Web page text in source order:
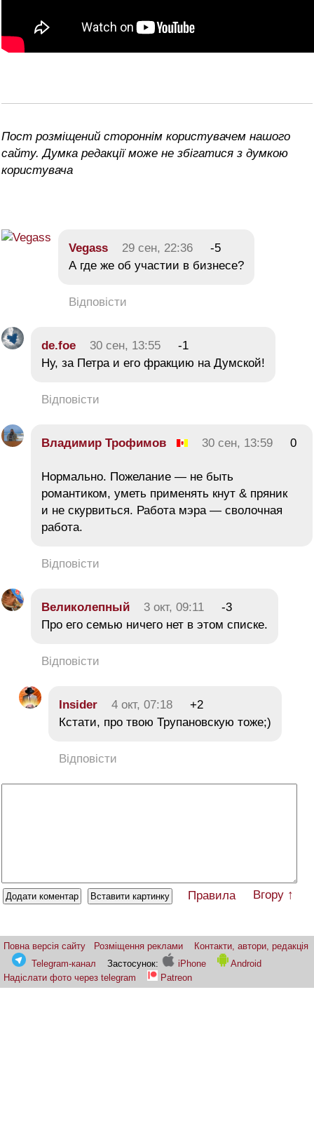
Пост розміщений стороннім користувачем нашого
сайту. Думка редакції може не збігатися з думкою
користувача
Vegass 29 сен, 22:36
-5
А где же об участии в бизнесе?
Відповісти
de.foe 30 сен, 13:55
-1
Ну, за Петра и его фракцию на Думской!
Відповісти
Владимир Трофимов 30 сен, 13:59 0
Нормально. Пожелание — не быть
романтиком, уметь применять кнут & пряник
и не скурвиться. Работа мэра — сволочная
работа.
Відповісти
Великолепный 3 окт, 09:11
-3
Про его семью ничего нет в этом списке.
Відповісти
Insider 4 окт, 07:18
+2
Кстати, про твою Трупановскую тоже;)
Відповісти
Правила Вгору ↑
Повна версія сайту Розміщення реклами
Контакти, автори, редакція
Telegram-канал
Застосунок: iPhone
Android
Надіслати фото через telegram
Patreon